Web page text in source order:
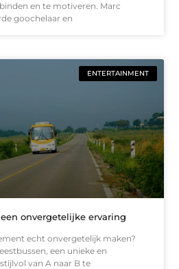
en te motiveren. Marc
goochelaar en
ENTERTAINMENT
onvergetelijke ervaring
echt onvergetelijk maken?
een unieke en
van A naar B te